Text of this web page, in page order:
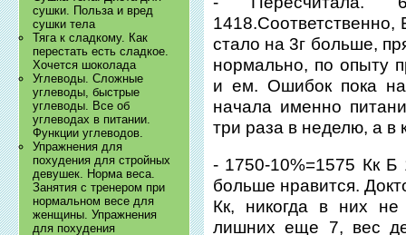
сушки. Польза и вред
сушки тела
Тяга к сладкому. Как
перестать есть сладкое.
Хочется шоколада
Углеводы. Сложные
углеводы, быстрые
углеводы. Все об
углеводах в питании.
Функции углеводов.
Упражнения для
похудения для стройных
девушек. Норма веса.
Занятия с тренером при
нормальном весе для
женщины. Упражнения
для похудения
стало на 3г больше,
нормально, по опыту
и ем. Ошибок пока
начала именно
три раза в неделю, а в
- 1750-10%=1575 Кк
больше нравится.
Кк, никогда в них не
лишних еще 7, вес